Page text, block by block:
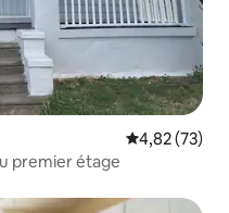
Évaluation
4,82 (73)
premier étage